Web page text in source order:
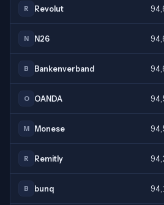
R Revolut
N N26
B Bankenverband
O OANDA
M Monese
R Remitly
B bunq